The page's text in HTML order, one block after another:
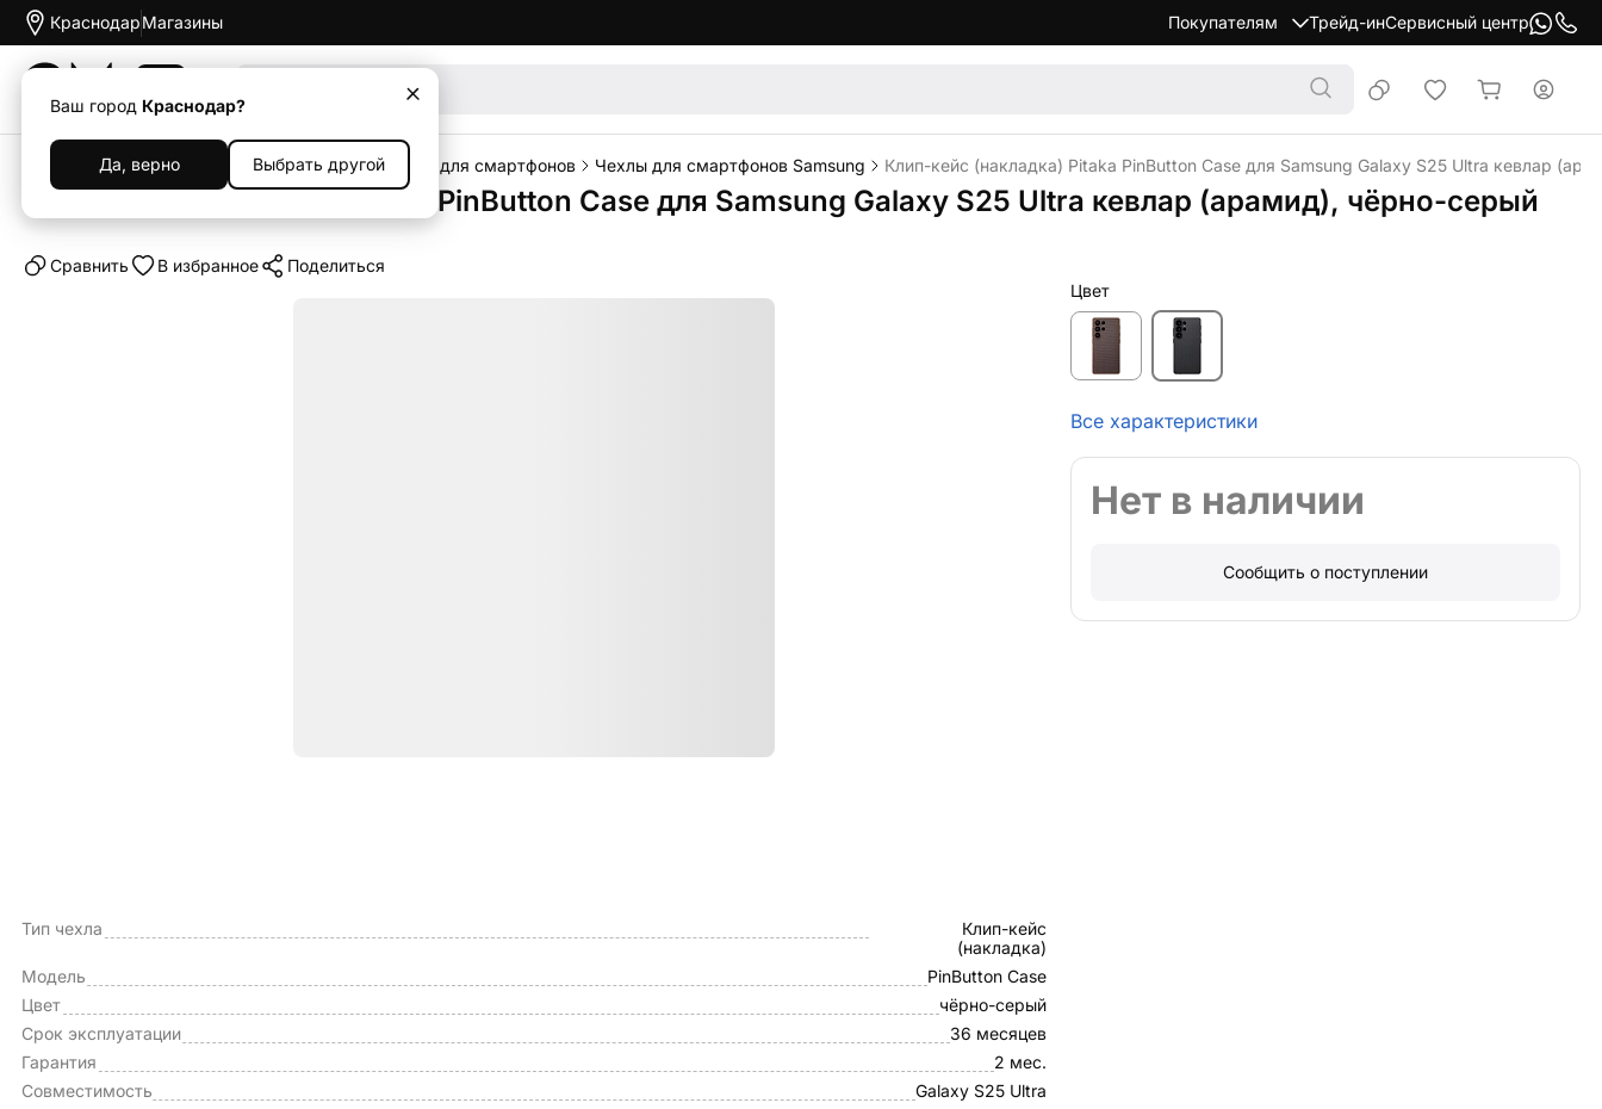
Краснодар
Ваш город Краснодар?
Да, верно Выбрать другой
Магазины Покупателям Трейд-инСервисный центр
Каталог Аксессуары Чехлы Чехлы для смартфонов Чехлы для смартфонов Samsung Клип-кейс (накладка) Pitaka PinButton Case для Samsung Galaxy S25 Ultra кевлар
Клип-кейс (накладка) Pitaka PinButton Case для Samsung Galaxy S25 Ultra кевлар (арамид), чёрно-серый
Cравнить В избранное Поделиться
Тип чехла
Клип-кейс
(накладка)
Модель
PinButton Case
Цвет
чёрно-серый
Срок эксплуатации
36 месяцев
Гарантия
2 мес.
Совместимость
Galaxy S25 Ultra
Цвет
Все характеристики
Нет в наличии
Сообщить о поступлении